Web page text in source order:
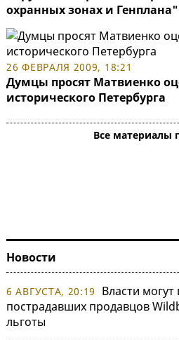
охранных зонах и Генплана"
26 ФЕВРАЛЯ 2009, 18:21
Думцы просят Матвиенко
исторического Петербурга
Все материалы
Новости
6 АВГУСТА, 20:19
Власти могут
пострадавших продавцов
льготы